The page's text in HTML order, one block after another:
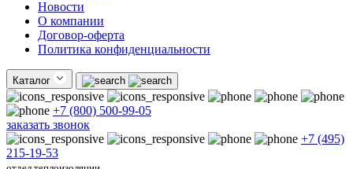
Новости
О компании
Договор-оферта
Политика конфиденциальности
Каталог
+7 (800) 500-99-05
заказать звонок
+7 (495)
215-19-53